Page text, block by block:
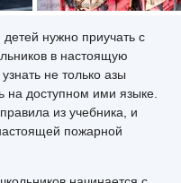
детей нужно приучать с
в настоящую
не только азы
на доступном ими языке.
из учебника, и
пожарной